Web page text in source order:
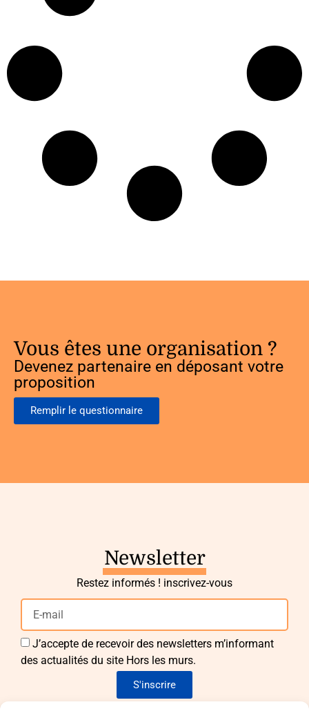
Vous êtes une organisation ?
Devenez partenaire en déposant votre
proposition
Remplir le questionnaire
Newsletter
Restez informés ! inscrivez-vous
J’accepte de recevoir des newsletters m’informant
des actualités du site Hors les murs.
S'inscrire